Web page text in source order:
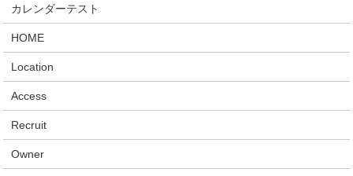
カレンダーテスト
HOME
Location
Access
Recruit
Owner